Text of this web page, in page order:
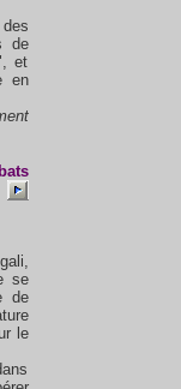
de
et
en
se
de
le